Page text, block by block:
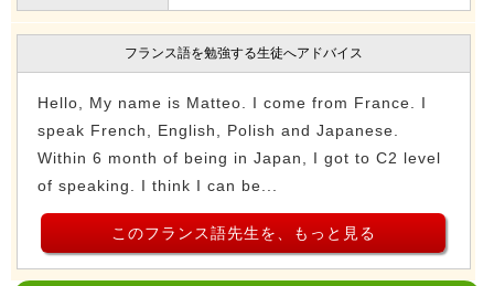
フランス語を勉強する生徒へアドバイス
Hello, My name is Matteo. I come from France. I
speak French, English, Polish and Japanese.
Within 6 month of being in Japan, I got to C2 level
of speaking. I think I can be...
このフランス語先生を、もっと見る